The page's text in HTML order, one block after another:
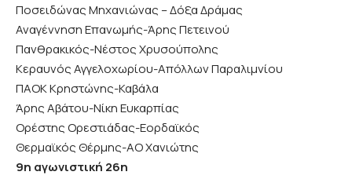
Ποσειδώνας Μηχανιώνας – Δόξα Δράμας
Αναγέννηση Επανωμής-Άρης Πετεινού
Πανθρακικός-Νέστος Χρυσούπολης
Κεραυνός Αγγελοχωρίου-Απόλλων Παραλιμνίου
ΠΑΟΚ Κρηστώνης-Καβάλα
Άρης Αβάτου-Νίκη Ευκαρπίας
Ορέστης Ορεστιάδας-Εορδαϊκός
Θερμαϊκός Θέρμης-ΑΟ Χανιώτης
9η αγωνιστική 26η